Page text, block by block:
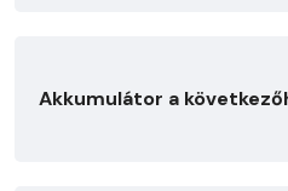
Akkumulátor a